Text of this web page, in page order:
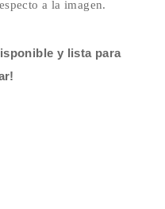
a la imagen.
y lista para